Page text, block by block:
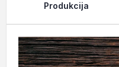
Produkcija